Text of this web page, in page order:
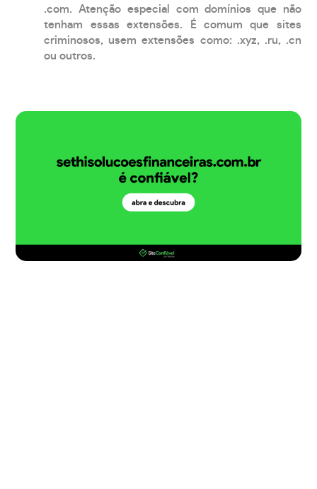
.com. Atenção especial com domínios que não
tenham essas extensões. É comum que sites
criminosos, usem extensões como: .xyz, .ru, .cn
ou outros.